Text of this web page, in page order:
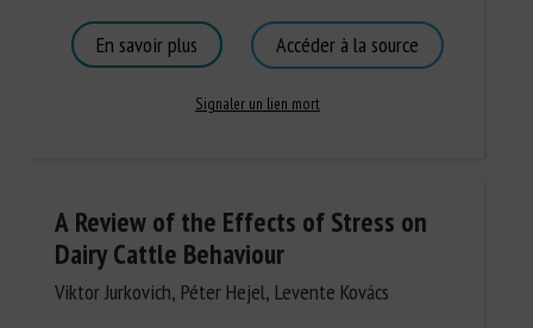
En savoir plus Accéder à la source
Signaler un lien mort
A Review of the Effects of Stress on
Dairy Cattle Behaviour
Viktor Jurkovich, Péter Hejel, Levente Kovács